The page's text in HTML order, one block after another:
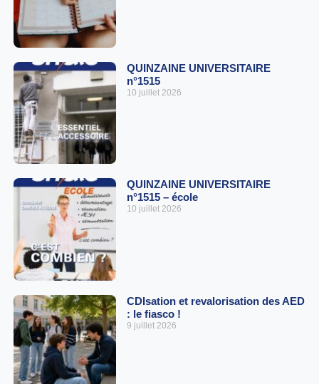
QUINZAINE UNIVERSITAIRE
n°1515
10 juillet 2026
QUINZAINE UNIVERSITAIRE
n°1515 – école
10 juillet 2026
CDIsation et revalorisation des AED
: le fiasco !
9 juillet 2026